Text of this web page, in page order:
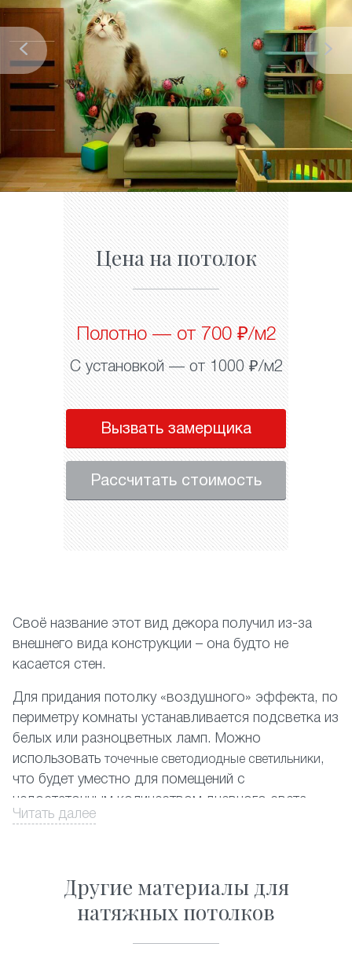
Цена на потолок
Полотно — от 700 ₽/м2
С установкой — от 1000 ₽/м2
Вызвать замерщика
Рассчитать стоимость
Своё название этот вид декора получил из-за
внешнего вида конструкции – она будто не
касается стен.
Для придания потолку «воздушного» эффекта, по
периметру комнаты устанавливается подсветка из
белых или разноцветных ламп. Можно
использоватьточечные светодиодные светильники ,
что будет уместно для помещений с
недостаточным количеством дневного света.
Оформите заказ на сайте со скидкой, и мы в
кратчайшие сроки обустроим вашу квартиру в
Читать далее
Другие материалы для
натяжных потолков